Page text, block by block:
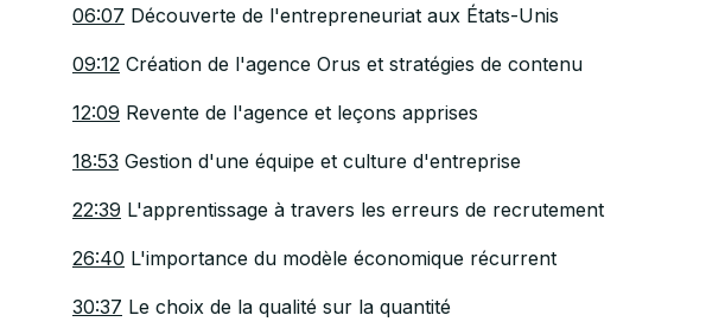
06:07 Découverte de l'entrepreneuriat aux États-Unis
09:12 Création de l'agence Orus et stratégies de contenu
12:09 Revente de l'agence et leçons apprises
18:53 Gestion d'une équipe et culture d'entreprise
22:39 L'apprentissage à travers les erreurs de recrutement
26:40 L'importance du modèle économique récurrent
30:37 Le choix de la qualité sur la quantité